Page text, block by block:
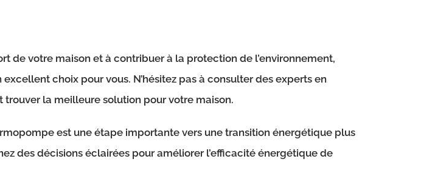
de votre maison et à contribuer à la protection de l’environnement,
choix pour vous. N’hésitez pas à consulter des experts en
la meilleure solution pour votre maison.
est une étape importante vers une transition énergétique plus
des décisions éclairées pour améliorer l’efficacité énergétique de